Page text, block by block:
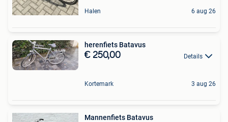
Halen 6 aug 26
herenfiets Batavus
€ 250,00 Details
Kortemark 3 aug 26
Mannenfiets Batavus